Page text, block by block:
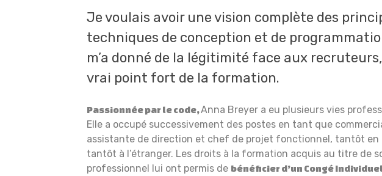
Je voulais avoir une vision complète des
techniques de conception et de
m’a donné de la légitimité face aux recruteurs,
vrai point fort de la formation.
Passionnée par le code,Anna Breyer a eu plusieurs vies
Elle a occupé successivement des postes en tant que
assistante de direction et chef de projet fonctionnel, tantôt en
tantôt à l’étranger. Les droits à la formation acquis au titre de
professionnel lui ont permis de bénéficier d’un Congé